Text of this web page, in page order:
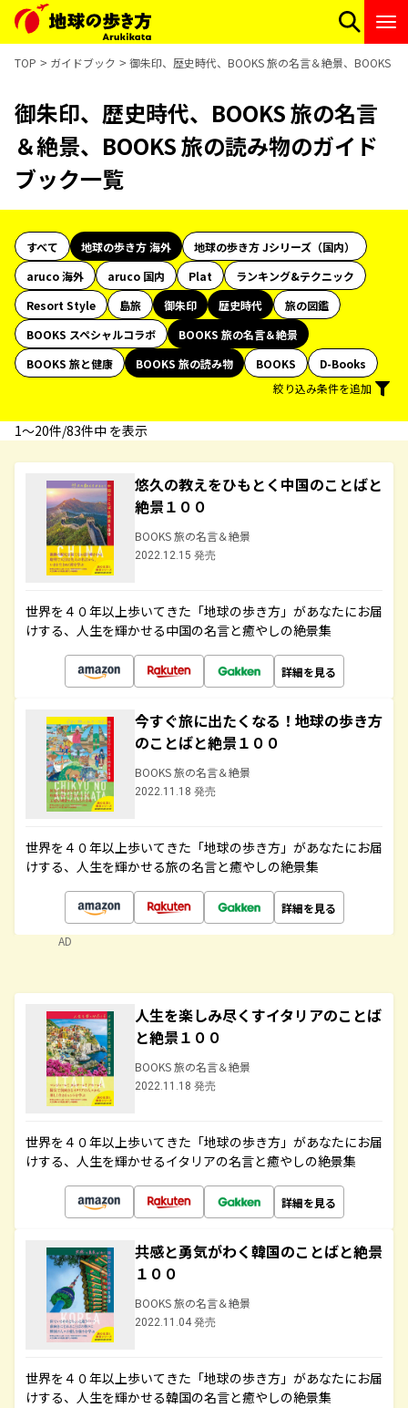
TOP ガイドブック 御朱印、歴史時代、BOOKS 旅の名言＆絶景、BOOKS
御朱印、歴史時代、BOOKS 旅の名言
＆絶景、BOOKS 旅の読み物のガイド
ブック一覧
すべて 地球の歩き方 海外
地球の歩き方 Jシリーズ（国内）
aruco 海外
aruco 国内 Plat
ランキング&テクニック
Resort Style
島旅 御朱印 歴史時代
旅の図鑑
BOOKS スペシャルコラボ
BOOKS 旅の名言＆絶景
BOOKS 旅と健康
BOOKS 旅の読み物 BOOKS
D-Books
絞り込み条件を追加
1〜20件/83件中 を表示
悠久の教えをひもとく中国のことばと
絶景１００
BOOKS 旅の名言＆絶景
2022.12.15 発売
世界を４０年以上歩いてきた「地球の歩き方」があなたにお届
けする、人生を輝かせる中国の名言と癒やしの絶景集
詳細を見る
今すぐ旅に出たくなる！地球の歩き方
のことばと絶景１００
BOOKS 旅の名言＆絶景
2022.11.18 発売
世界を４０年以上歩いてきた「地球の歩き方」があなたにお届
けする、人生を輝かせる旅の名言と癒やしの絶景集
詳細を見る
AD
人生を楽しみ尽くすイタリアのことば
と絶景１００
BOOKS 旅の名言＆絶景
2022.11.18 発売
世界を４０年以上歩いてきた「地球の歩き方」があなたにお届
けする、人生を輝かせるイタリアの名言と癒やしの絶景集
詳細を見る
共感と勇気がわく韓国のことばと絶景
１００
BOOKS 旅の名言＆絶景
2022.11.04 発売
世界を４０年以上歩いてきた「地球の歩き方」があなたにお届
けする、人生を輝かせる韓国の名言と癒やしの絶景集